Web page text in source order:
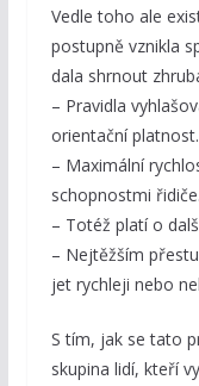
Vedle toho ale
postupně vznikla
dala shrnout
– Pravidla
orientační platnost.
– Maximální
schopnostmi řidiče.
– Totéž platí o
– Nejtěžším
jet rychleji nebo
S tím, jak se tato
skupina lidí, kteří